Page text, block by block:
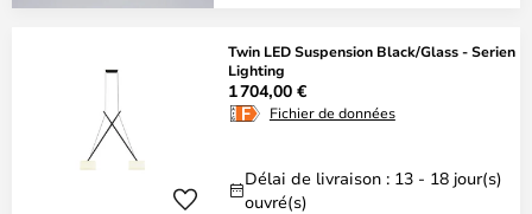
Twin LED Suspension Black/Glass - Serien
Lighting
1 704,00 €
Fichier de données
Délai de livraison : 13 - 18 jour(s)
ouvré(s)